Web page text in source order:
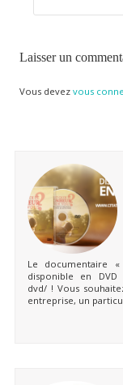
Laisser un
Vous devez vous
Le documentaire
disponible en DVD
dvd/ ! Vous
entreprise, un